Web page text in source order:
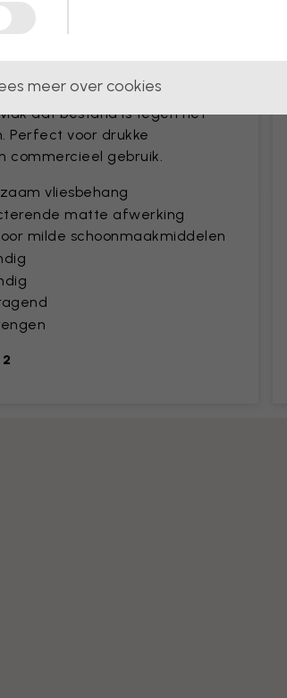
met een eenvoudig te
dat bestand is tegen het
Perfect voor drukke
commercieel gebruik.
vliesbehang
matte afwerking
milde schoonmaakmiddelen
meer over cookies